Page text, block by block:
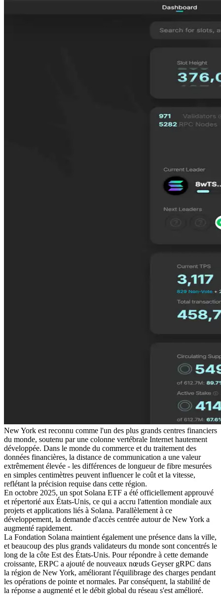
New York est reconnu comme l'un des plus grands centres financiers
du monde, soutenu par une colonne vertébrale Internet hautement
développée. Dans le monde du commerce et du traitement des
données financières, la distance de communication a une valeur
extrêmement élevée - les différences de longueur de fibre mesurées
en simples centimètres peuvent influencer le coût et la vitesse,
reflétant la précision requise dans cette région.
En octobre 2025, un spot Solana ETF a été officiellement approuvé
et répertorié aux États-Unis, ce qui a accru l'attention mondiale aux
projets et applications liés à Solana. Parallèlement à ce
développement, la demande d'accès centrée autour de New York a
augmenté rapidement.
La Fondation Solana maintient également une présence dans la ville,
et beaucoup des plus grands validateurs du monde sont concentrés le
long de la côte Est des États-Unis. Pour répondre à cette demande
croissante, ERPC a ajouté de nouveaux nœuds Geyser gRPC dans
la région de New York, améliorant l'équilibrage des charges pendant
les opérations de pointe et normales. Par conséquent, la stabilité de
la réponse a augmenté et le débit global du réseau s'est amélioré.